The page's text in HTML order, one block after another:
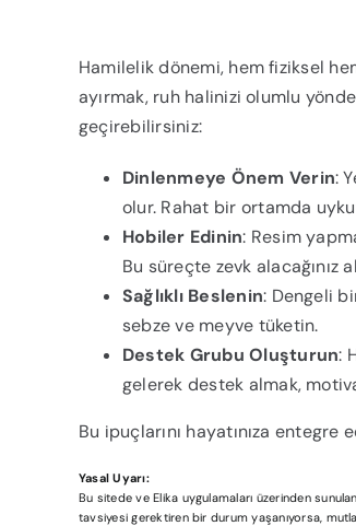
Hamilelik dönemi, hem fiziksel
ayırmak, ruh halinizi olumlu
geçirebilirsiniz:
Dinlenmeye Önem Verin:
olur. Rahat bir ortamda
Hobiler Edinin: Resim
Bu süreçte zevk alacağınız
Sağlıklı Beslenin: Dengeli
sebze ve meyve tüketin.
Destek Grubu Oluşturun:
gelerek destek almak,
Bu ipuçlarını hayatınıza entegre
Yasal Uyarı:
Bu sitede ve Elika uygulamaları üzerinden
tavsiyesi gerektiren bir durum yaşanıyorsa,